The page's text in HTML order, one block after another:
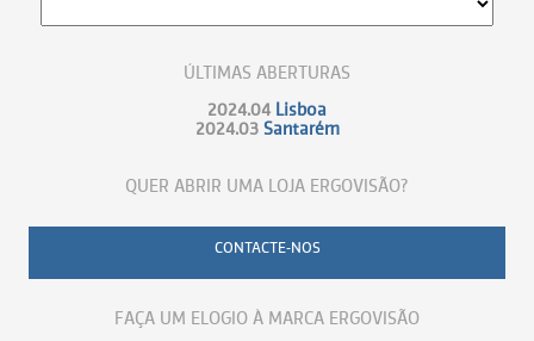
ÚLTIMAS ABERTURAS
2024.04 Lisboa
2024.03 Santarém
QUER ABRIR UMA LOJA ERGOVISÃO?
CONTACTE-NOS
FAÇA UM ELOGIO À MARCA ERGOVISÃO